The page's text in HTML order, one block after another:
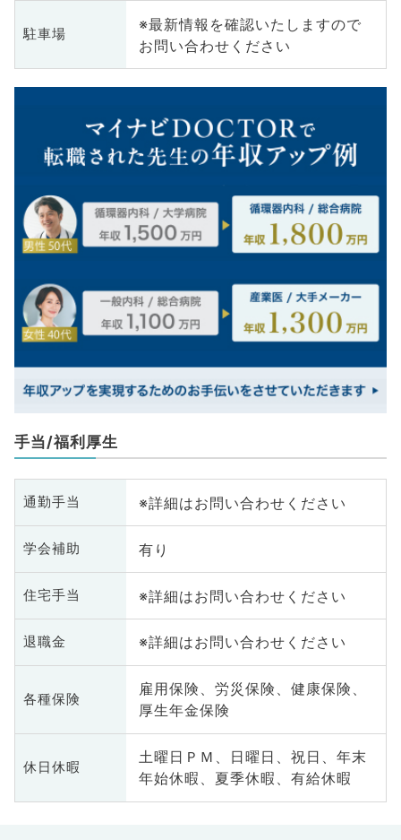
駐車場
※最新情報を確認いたしますので
お問い合わせください
手当/福利厚生
通勤手当 ※詳細はお問い合わせください
学会補助 有り
住宅手当 ※詳細はお問い合わせください
退職金 ※詳細はお問い合わせください
各種保険
雇用保険、労災保険、健康保険、
厚生年金保険
休日休暇
土曜日ＰＭ、日曜日、祝日、年末
年始休暇、夏季休暇、有給休暇